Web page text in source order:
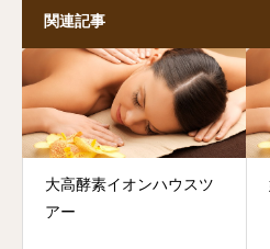
関連記事
大高酵素イオンハウスツ
アー